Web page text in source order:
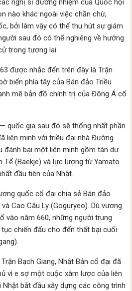
nghị sĩ đương nhiệm của Quốc hội
nào khác ngoài việc chần chừ,
bởi làm vậy có thể thu hút sự giám
sau đó có thể nghiêng về hướng
trong tương lai.
được nhắc đến trên đây là Trận
biển phía tây của Bán đảo Triều
mẽ bản đồ chính trị của Đông Á cổ
quốc gia sau đó sẽ thống nhất phần
liên minh với triều đại nhà Đường
đánh bại một liên minh gồm tàn dư
Tế (Baekje) và lực lượng từ Yamato
đầu tiên của Nhật.
quốc cổ đại chia sẻ Bán đảo
Cao Câu Ly (Goguryeo). Dù vương
vào năm 660, những người trung
chiến đấu cho đến thất bại cuối
Bạch Giang, Nhật Bản cổ đại đã
vì e sợ một cuộc xâm lược của liên
bắt đầu xây dựng các công trình